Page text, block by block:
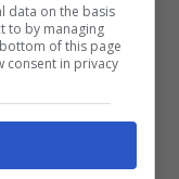
addio
data on the basis
to by managing
of this page
consent in privacy